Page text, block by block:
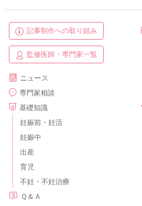
記事制作への取り組み
監修医師・専門家一覧
ニュース
専門家相談
基礎知識
妊娠前・妊活
妊娠中
出産
育児
不妊・不妊治療
Ｑ＆Ａ